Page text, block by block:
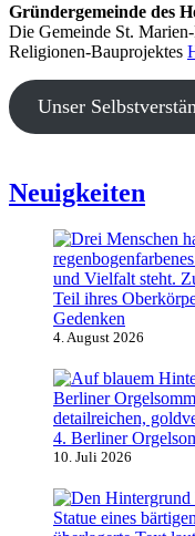
Gründergemeinde des
Die Gemeinde St.
Religionen-Bauprojektes
Unser
Neuigkeiten
Gedenken
4. August 2026
4. Berliner
10. Juli 2026